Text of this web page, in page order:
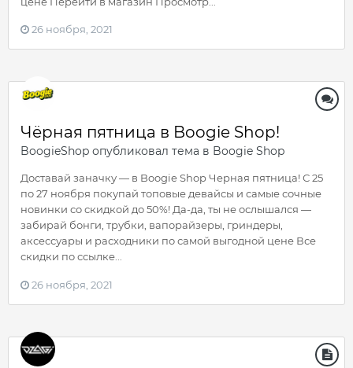
26 ноября, 2021
Чёрная пятница в Boogie Shop!
BoogieShop опубликовал тема в Boogie Shop
Доставай заначку — в Boogie Shop Черная пятница! С 25
по 27 ноября покупай топовые девайсы и самые сочные
новинки со скидкой до 50%! Да-да, ты не ослышался —
забирай бонги, трубки, вапорайзеры, гриндеры,
аксессуары и расходники по самой выгодной цене Все
скидки по ссылке...
26 ноября, 2021